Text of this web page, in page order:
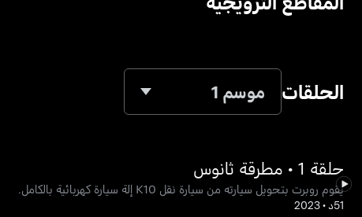
الحلقات موسم 1
حلقة 1 • مطرقة ثانوس
يقوم روبرت بتحويل سيارته من سيارة نقل K10 إلة سيارة كهربائية بالكامل.
51د •
2023